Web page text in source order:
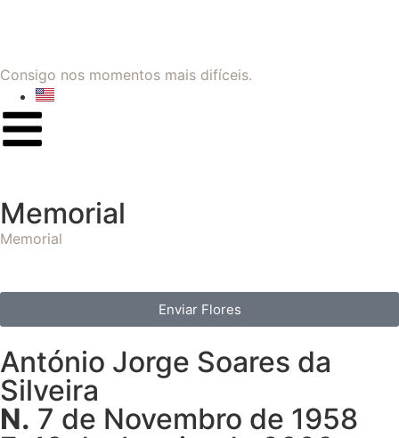
Consigo nos momentos mais difíceis.
Memorial
Memorial
Enviar Flores
António Jorge Soares da
Silveira
N. 7 de Novembro de 1958